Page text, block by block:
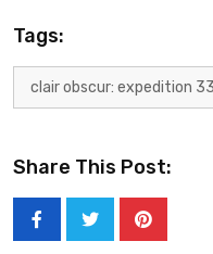
Tags:
clair obscur: expedition 33
Share This Post: